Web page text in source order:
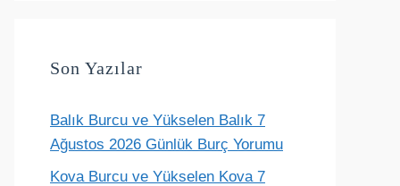
Günlük yorum
Akrep
Günlük yorum
Yay
Günlük yorum
Son Yazılar
Balık Burcu ve Yükselen Balık 7
Ağustos 2026 Günlük Burç Yorumu
Kova Burcu ve Yükselen Kova 7